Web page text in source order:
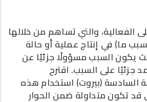
والتي تساهم من خلالها
ما) في إنتاج عملية أو حالة
يكون السبب مسؤولًا جزئيًا عن
جزئيًا على السبب. اقترح
السادسة (بيروت) استخدام هذه
قد تكون متداولة ضمن الحوار